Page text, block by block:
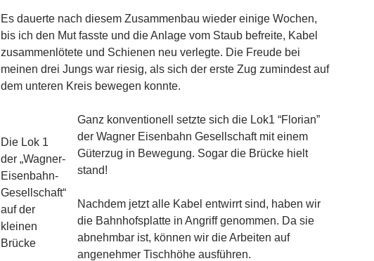
Es dauerte nach diesem Zusammenbau wieder einige Wochen,
bis ich den Mut fasste und die Anlage vom Staub befreite, Kabel
zusammenlötete und Schienen neu verlegte. Die Freude bei
meinen drei Jungs war riesig, als sich der erste Zug zumindest auf
dem unteren Kreis bewegen konnte.
Die Lok 1
der „Wagner-
Eisenbahn-
Gesellschaft“
auf der
kleinen
Brücke
Ganz konventionell setzte sich die Lok1 “Florian”
der Wagner Eisenbahn Gesellschaft mit einem
Güterzug in Bewegung. Sogar die Brücke hielt
stand!
Nachdem jetzt alle Kabel entwirrt sind, haben wir
die Bahnhofsplatte in Angriff genommen. Da sie
abnehmbar ist, können wir die Arbeiten auf
angenehmer Tischhöhe ausführen.